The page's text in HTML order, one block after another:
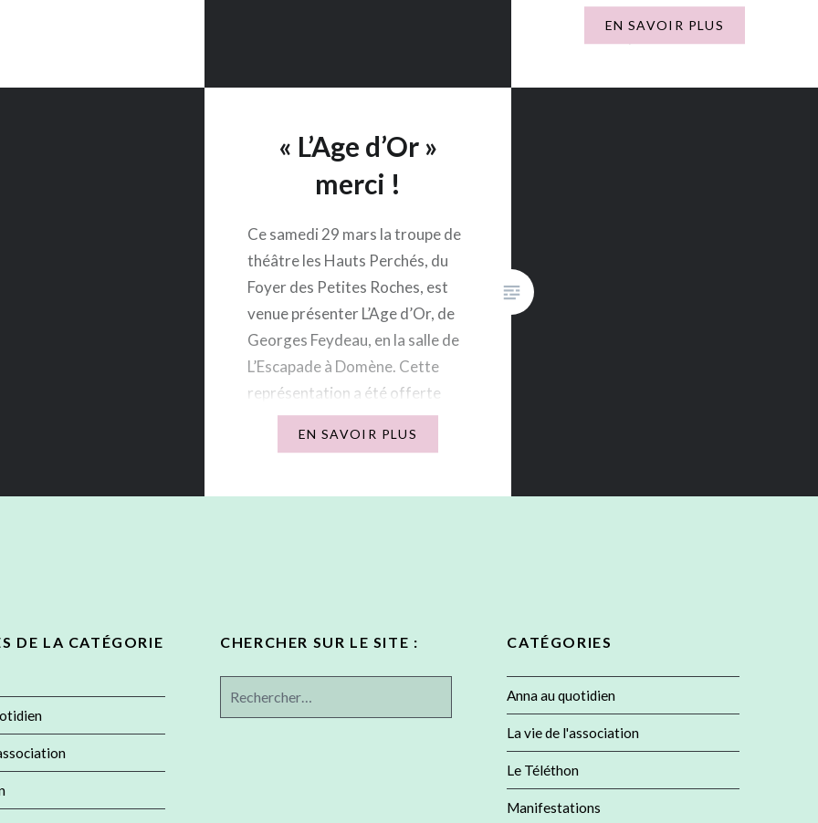
« Au nom de tous, jeunes,
votre association de nous avoir
EN SAVOIR PLUS
« L’Age d’Or »
merci !
Ce samedi 29 mars la troupe de
théâtre les Hauts Perchés, du
Foyer des Petites Roches, est
venue présenter L’Age d’Or, de
Georges Feydeau, en la salle de
L’Escapade à Domène. Cette
représentation a été offerte
gracieusement par la troupe à
activités « hors les murs » du…
EN SAVOIR PLUS
DE LA CATÉGORIE
CHERCHER SUR LE SITE : CATÉGORIES
Anna au quotidien
La vie de l'association
Le Téléthon
Manifestations